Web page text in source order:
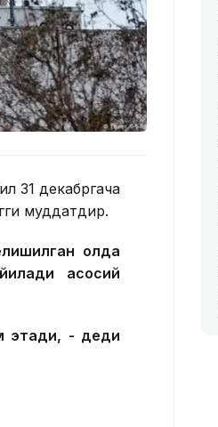
31 декабргача
муддатдир.
ҳолда
асосий
этади, - деди